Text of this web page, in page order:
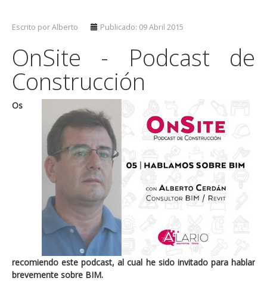
Escrito por Alberto Publicado: 09 Abril 2015
OnSite - Podcast de
Construcción
Os
recomiendo este podcast, al cual he sido invitado para hablar
brevemente sobre BIM.